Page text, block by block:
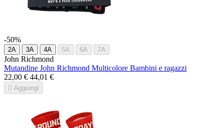
-50%
2A 3A 4A 5A 6A 7A
John Richmond
Mutandine John Richmond Multicolore Bambini e ragazzi
22,00 € 44,01 €
 Aggiungi